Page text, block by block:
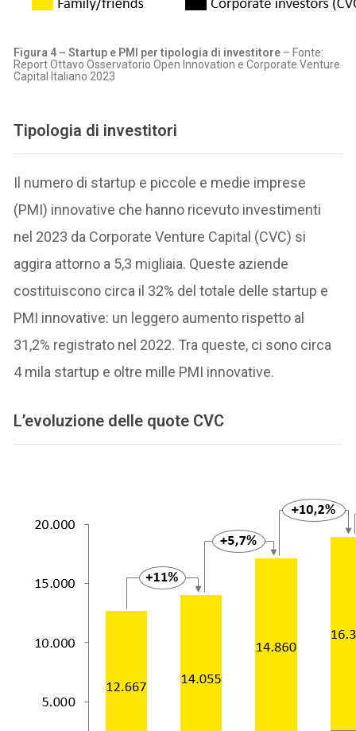
Figura 4 – Startup e PMI per tipologia di investitore – Fonte:
Report Ottavo Osservatorio Open Innovation e Corporate Venture
Capital Italiano 2023
Tipologia di investitori
Il numero di startup e piccole e medie imprese
(PMI) innovative che hanno ricevuto investimenti
nel 2023 da Corporate Venture Capital (CVC) si
aggira attorno a 5,3 migliaia. Queste aziende
costituiscono circa il 32% del totale delle startup e
PMI innovative: un leggero aumento rispetto al
31,2% registrato nel 2022. Tra queste, ci sono circa
4 mila startup e oltre mille PMI innovative.
L’evoluzione delle quote CVC